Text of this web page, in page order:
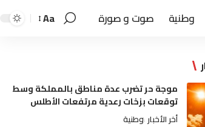
وطنية صوت و صورة Aa
موجة حر تضرب عدة مناطق بالمملكة وسط
توقعات بزخات رعدية مرتفعات الأطلس
أخر الأخبار وطنية